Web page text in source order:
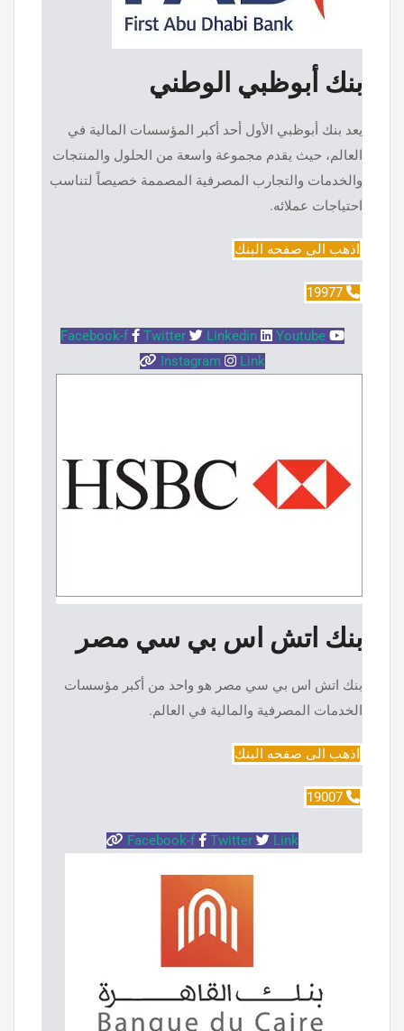
بنك أبوظبي الوطني
يعد بنك أبوظبي الأول أحد أكبر المؤسسات المالية في
العالم، حيث يقدم مجموعة واسعة من الحلول والمنتجات
والخدمات والتجارب المصرفية المصممة خصيصاً لتناسب
احتياجات عملائه.
اذهب الى صفحه البنك
19977
Facebook-f Twitter Linkedin
Youtube
Instagram
Link
بنك اتش اس بي سي مصر
بنك اتش اس بي سي مصر​ هو واحد من أكبر مؤسسات
الخدمات المصرفية والمالية في العالم.
اذهب الى صفحه البنك
19007
Facebook-f Twitter Link